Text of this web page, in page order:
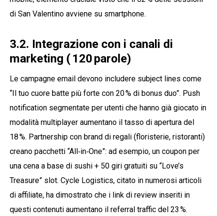
di San Valentino avviene su smartphone.
3.2. Integrazione con i canali di
marketing ( 120 parole)
Le campagne email devono includere subject lines come
“Il tuo cuore batte più forte con 20 % di bonus duo”. Push
notification segmentate per utenti che hanno già giocato in
modalità multiplayer aumentano il tasso di apertura del
18 %. Partnership con brand di regali (floristerie, ristoranti)
creano pacchetti “All‑in‑One”: ad esempio, un coupon per
una cena a base di sushi + 50 giri gratuiti su “Love’s
Treasure” slot. Cycle Logistics, citato in numerosi articoli
di affiliate, ha dimostrato che i link di review inseriti in
questi contenuti aumentano il referral traffic del 23 %.